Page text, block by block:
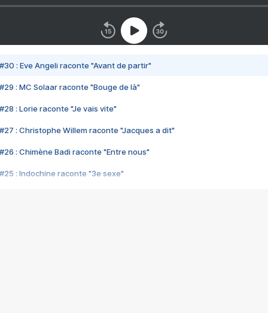
#30 : Eve Angeli raconte "Avant de partir"
#29 : MC Solaar raconte "Bouge de là"
#28 : Lorie raconte "Je vais vite"
#27 : Christophe Willem raconte "Jacques a dit"
#26 : Chimène Badi raconte "Entre nous"
#25 : Indochine raconte "3e sexe"